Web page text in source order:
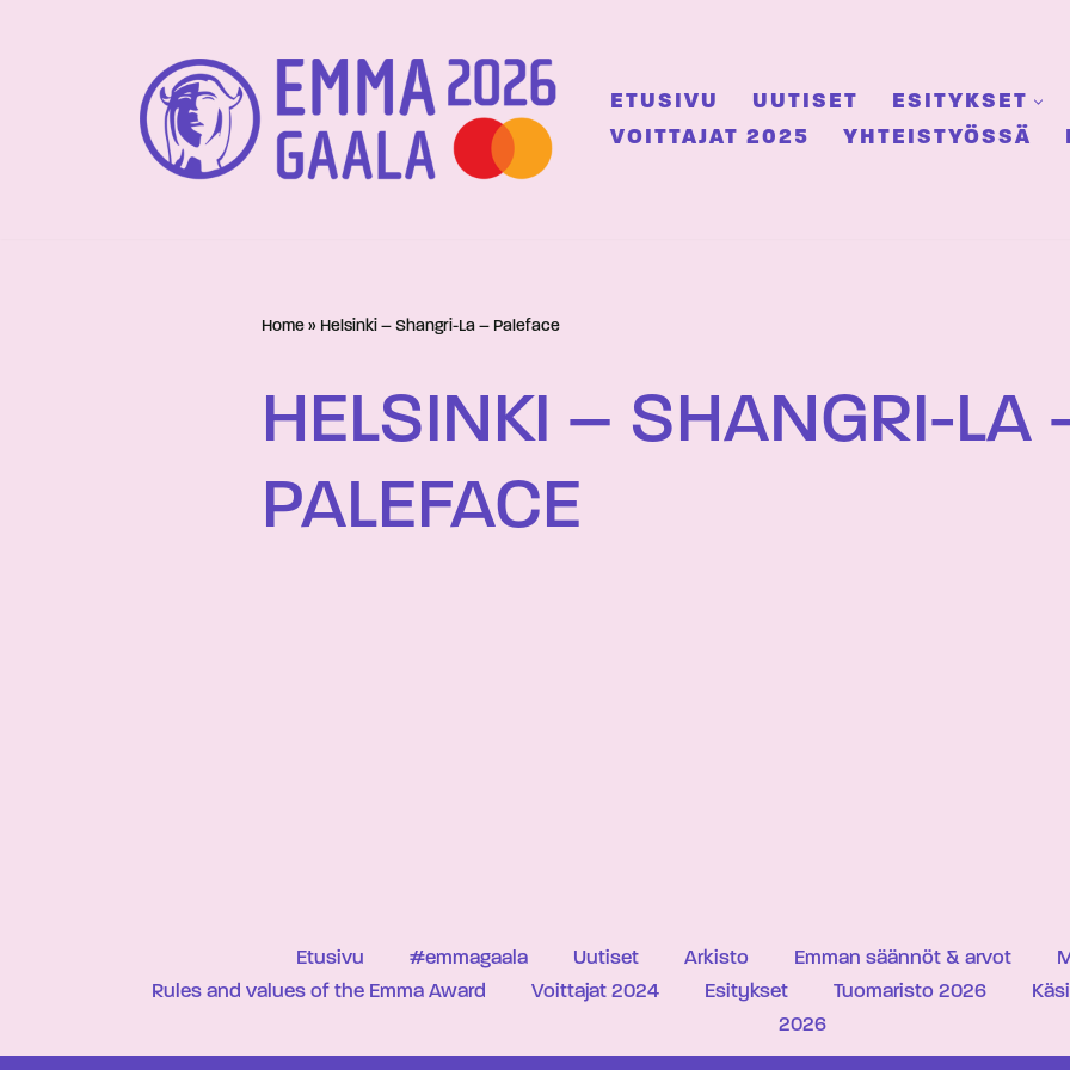
ETUSIVU UUTISET ESITYKSET
VOITTAJAT 2025
YHTEISTYÖSSÄ
Home » Helsinki – Shangri-La – Paleface
HELSINKI – SHANGRI-LA
PALEFACE
Etusivu #emmagaala Uutiset Arkisto Emman säännöt & arvot
Rules and values of the Emma Award
Voittajat 2024 Esitykset Tuomaristo 2026
2026